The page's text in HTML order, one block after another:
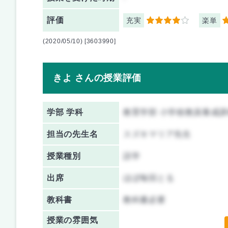
評価 充実 4 楽単 3
(2020/05/10) [3603990]
きよ さんの授業評価
学部 学科 教育学部 小学校教員養成
担当の先生名
授業種別
出席 ほぼ毎回とる
教科書 教科書必要
授業の雰囲気